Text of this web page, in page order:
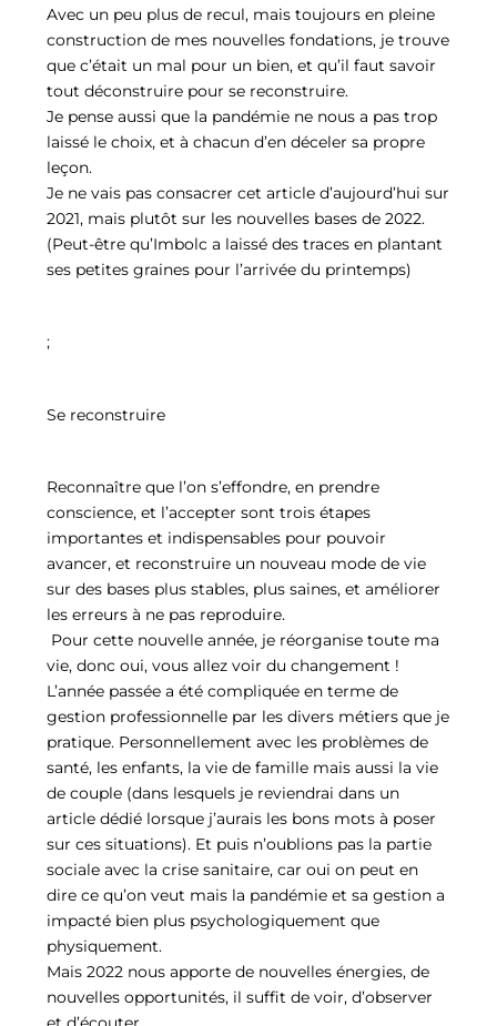
Avec un peu plus de recul, mais toujours en pleine
construction de mes nouvelles fondations, je trouve
que c’était un mal pour un bien, et qu’il faut savoir
tout déconstruire pour se reconstruire.
Je pense aussi que la pandémie ne nous a pas trop
laissé le choix, et à chacun d’en déceler sa propre
leçon.
Je ne vais pas consacrer cet article d’aujourd’hui sur
2021, mais plutôt sur les nouvelles bases de 2022.
(Peut-être qu’Imbolc a laissé des traces en plantant
ses petites graines pour l’arrivée du printemps)
;
Se reconstruire
Reconnaître que l’on s’effondre, en prendre
conscience, et l’accepter sont trois étapes
importantes et indispensables pour pouvoir
avancer, et reconstruire un nouveau mode de vie
sur des bases plus stables, plus saines, et améliorer
les erreurs à ne pas reproduire.
Pour cette nouvelle année, je réorganise toute ma
vie, donc oui, vous allez voir du changement !
L’année passée a été compliquée en terme de
gestion professionnelle par les divers métiers que je
pratique. Personnellement avec les problèmes de
santé, les enfants, la vie de famille mais aussi la vie
de couple (dans lesquels je reviendrai dans un
article dédié lorsque j’aurais les bons mots à poser
sur ces situations). Et puis n’oublions pas la partie
sociale avec la crise sanitaire, car oui on peut en
dire ce qu’on veut mais la pandémie et sa gestion a
impacté bien plus psychologiquement que
physiquement.
Mais 2022 nous apporte de nouvelles énergies, de
nouvelles opportunités, il suffit de voir, d’observer